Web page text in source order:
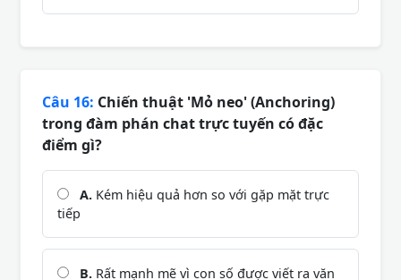
Câu 16: Chiến thuật 'Mỏ neo' (Anchoring)
trong đàm phán chat trực tuyến có đặc
điểm gì?
A. Kém hiệu quả hơn so với gặp mặt trực
tiếp
B. Rất mạnh mẽ vì con số được viết ra văn